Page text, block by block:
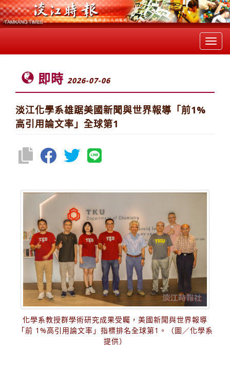
即時 2026-07-06
淡江化學系雄踞美國新聞與世界報導「前1%
高引用論文率」全球第1
化學系教授群學術研究成果受矚，美國新聞與世界報導
「前 1%高引用論文率」指標排名全球第1。（圖／化學系
提供）